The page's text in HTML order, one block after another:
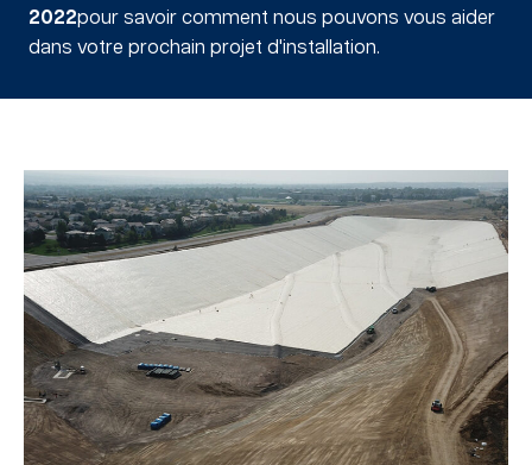
2022pour savoir comment nous pouvons vous aider
dans votre prochain projet d'installation.